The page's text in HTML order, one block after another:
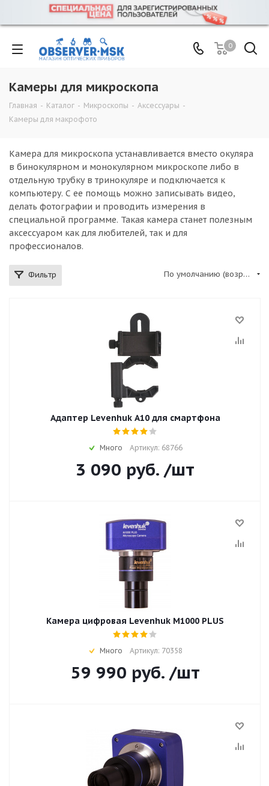
0
Камеры для микроскопа
Главная - Каталог - Микроскопы - Аксессуары -
Камеры для макрофото
Камера для микроскопа устанавливается вместо окуляра
в бинокулярном и монокулярном микроскопе либо в
отдельную трубку в тринокуляре и подключается к
компьютеру. С ее помощь можно записывать видео,
делать фотографии и проводить измерения в
специальной программе. Такая камера станет полезным
аксессуаром как для любителей, так и для
профессионалов.
Фильтр По умолчанию (возрастание)
Адаптер Levenhuk A10 для смартфона
Много Артикул: 68766
3 090 руб. /шт
Камера цифровая Levenhuk M1000 PLUS
Много Артикул: 70358
59 990 руб. /шт